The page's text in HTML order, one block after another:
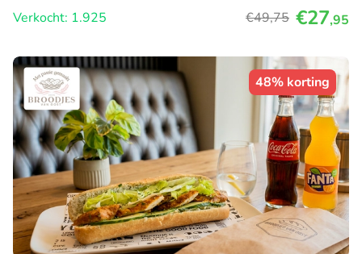
Verkocht: 1.925
€49,75 €27,95
48% korting